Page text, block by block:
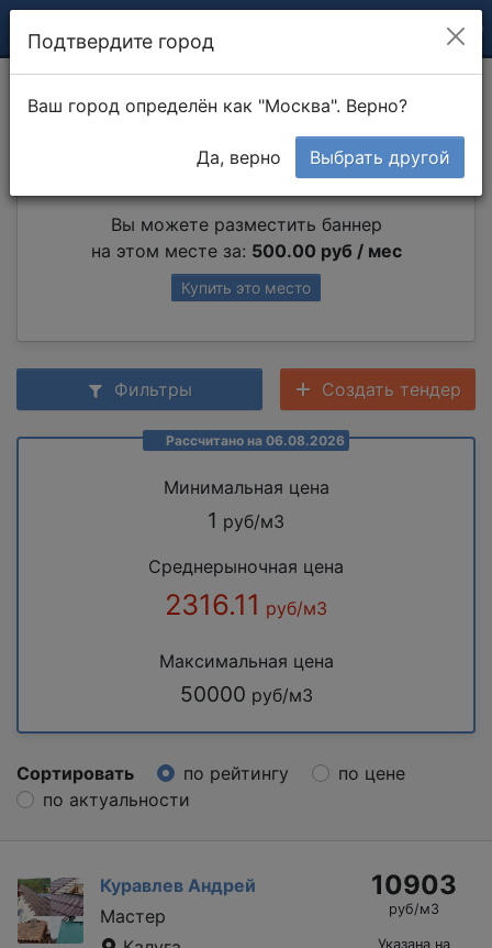
Сборка полки
Вы можете разместить баннер
на этом месте за: 500.00 руб / мес
Купить это место
Фильтры Создать тендер
Рассчитано на 06.08.2026
Минимальная цена
1 руб/м3
Среднерыночная цена
2316.11 руб/м3
Максимальная цена
50000 руб/м3
Сортировать по рейтингу
по цене
по актуальности
Куравлев Андрей
Мастер
10903
руб/м3
Указана на
Подтвердите город
Ваш город определён как "Москва". Верно?
Да, верно Выбрать другой